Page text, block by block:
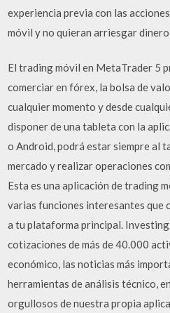
experiencia previa con las
móvil y no quieran arriesgar
El trading móvil en MetaTrader 5
comerciar en fórex, la bolsa de
cualquier momento y desde
disponer de una tableta con la
o Android, podrá estar siempre al
mercado y realizar operaciones
Esta es una aplicación de trading
varias funciones interesantes que
a tu plataforma principal.
cotizaciones de más de 40.000
económico, las noticias más
herramientas de análisis técnico,
orgullosos de nuestra propia